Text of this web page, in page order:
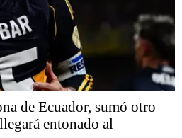
de Ecuador, sumó otro
entonado al